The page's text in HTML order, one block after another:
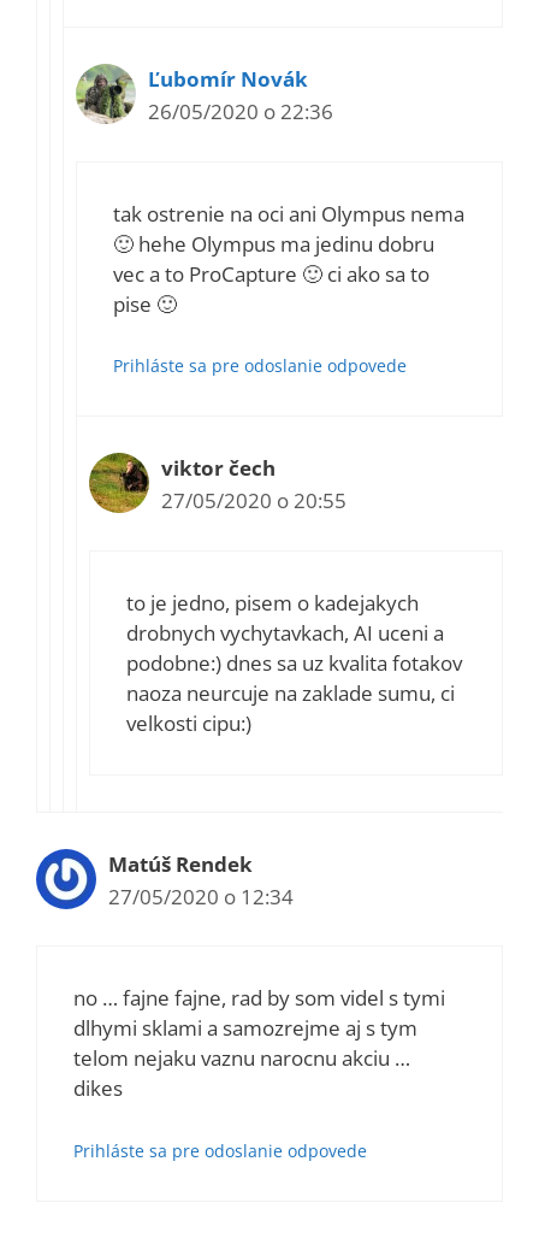
Ľubomír Novák
26/05/2020 o 22:36
tak ostrenie na oci ani Olympus nema
🙂 hehe Olympus ma jedinu dobru
vec a to ProCapture 🙂 ci ako sa to
pise 🙂
Prihláste sa pre odoslanie odpovede
viktor čech
27/05/2020 o 20:55
to je jedno, pisem o kadejakych
drobnych vychytavkach, AI uceni a
podobne:) dnes sa uz kvalita fotakov
naoza neurcuje na zaklade sumu, ci
velkosti cipu:)
Matúš Rendek
27/05/2020 o 12:34
no … fajne fajne, rad by som videl s tymi
dlhymi sklami a samozrejme aj s tym
telom nejaku vaznu narocnu akciu …
dikes
Prihláste sa pre odoslanie odpovede